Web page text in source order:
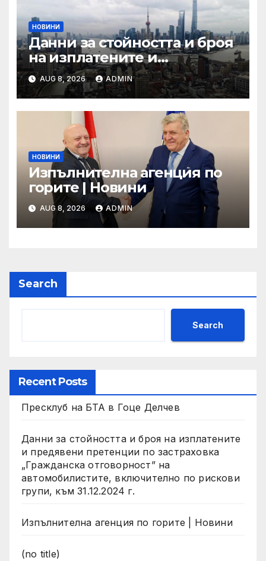
НОВИНИ
Данни за стойността и броя
на изплатените и
предявени претенции по
застраховка „Гражданска
отговорност” на
автомобилистите,
включително по рискови
групи, към 31.12.2024 г.
AUG 8, 2026 ADMIN
НОВИНИ
Изпълнителна агенция по
горите | Новини
AUG 8, 2026 ADMIN
Search
Search
Recent Posts
Пресклуб на БТА в Гоце Делчев
Данни за стойността и броя на изплатените
и предявени претенции по застраховка
„Гражданска отговорност” на
автомобилистите, включително по рискови
групи, към 31.12.2024 г.
Изпълнителна агенция по горите | Новини
(no title)